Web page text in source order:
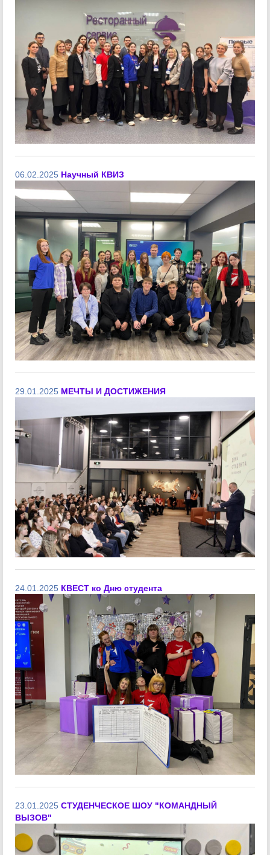
06.02.2025 Научный КВИЗ
29.01.2025 МЕЧТЫ И ДОСТИЖЕНИЯ
24.01.2025 КВЕСТ ко Дню студента
23.01.2025 СТУДЕНЧЕСКОЕ ШОУ "КОМАНДНЫЙ
ВЫЗОВ"